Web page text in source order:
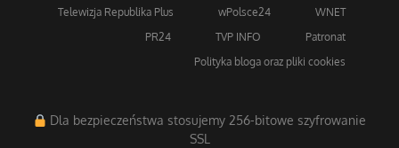
Telewizja Republika Plus
wPolsce24
WNET
PR24
TVP INFO
Patronat
Polityka bloga oraz pliki cookies
Dla bezpieczeństwa stosujemy 256-bitowe szyfrowanie
SSL